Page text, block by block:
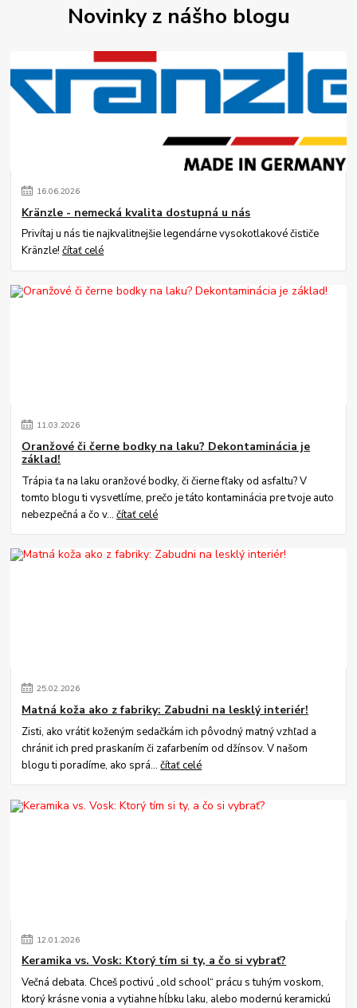
Novinky z nášho blogu
16.06.2026
Kränzle - nemecká kvalita dostupná u nás
Privítaj u nás tie najkvalitnejšie legendárne vysokotlakové čističe
Kränzle!čítať celé
11.03.2026
Oranžové či černe bodky na laku? Dekontaminácia je
základ!
Trápia ťa na laku oranžové bodky, či čierne fľaky od asfaltu? V
tomto blogu ti vysvetlíme, prečo je táto kontaminácia pre tvoje auto
nebezpečná a čo v...čítať celé
25.02.2026
Matná koža ako z fabriky: Zabudni na lesklý interiér!
Zisti, ako vrátiť koženým sedačkám ich pôvodný matný vzhľad a
chrániť ich pred praskaním či zafarbením od džínsov. V našom
blogu ti poradíme, ako sprá...čítať celé
12.01.2026
Keramika vs. Vosk: Ktorý tím si ty, a čo si vybrať?
Večná debata. Chceš poctivú „old school“ prácu s tuhým voskom,
ktorý krásne vonia a vytiahne hĺbku laku, alebo modernú keramickú